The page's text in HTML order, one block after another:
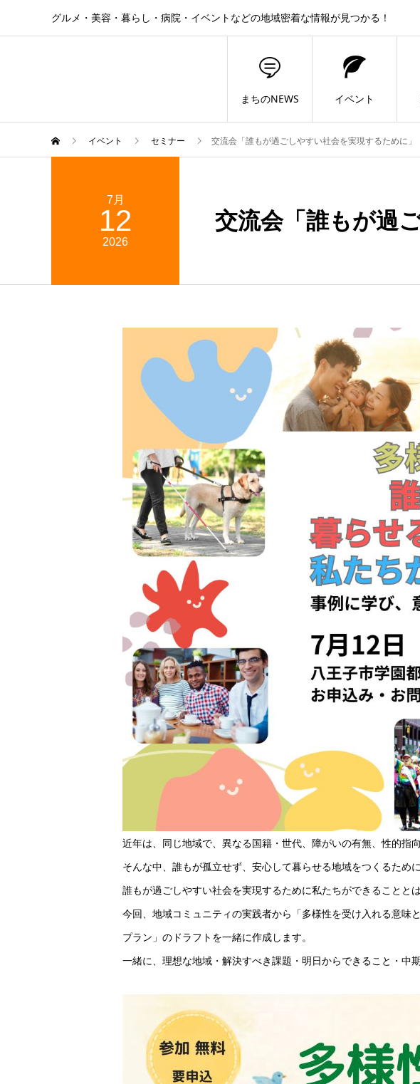
グルメ・美容・暮らし・病院・イベントなどの地域密着な情報が見つかる！
まちのNEWS イベント
イベント セミナー 交流会「誰もが過ごしやすい社会を実現するために」
7月
12
2026
交流会「誰もが過
近年は、同じ地域で、異なる国籍・世代、障がいの有無、性的指
そんな中、誰もが孤立せず、安心して暮らせる地域をつくるた
誰もが過ごしやすい社会を実現するために私たちができることとは
今回、地域コミュニティの実践者から「多様性を受け入れる意
プラン」のドラフトを一緒に作成します。
一緒に、理想な地域・解決すべき課題・明日からできること・中